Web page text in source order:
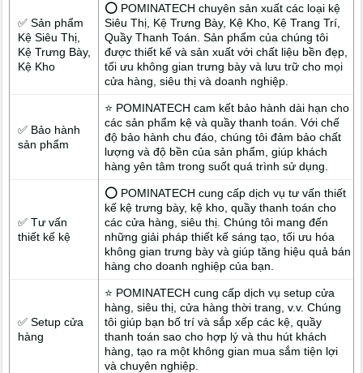
✅ Sản phẩm
Kệ Siêu Thị,
Kệ Trưng Bày,
Kệ Kho
⭕ POMINATECH chuyên sản xuất các loại kệ
Siêu Thị, Kệ Trưng Bày, Kệ Kho, Kệ Trang Trí,
Quầy Thanh Toán. Sản phẩm của chúng tôi
được thiết kế và sản xuất với chất liệu bền đẹp,
tối ưu không gian trưng bày và lưu trữ cho mọi
cửa hàng, siêu thị và doanh nghiệp.
✅ Bảo hành
sản phẩm
⭐ POMINATECH cam kết bảo hành dài hạn cho
các sản phẩm kệ và quầy thanh toán. Với chế
độ bảo hành chu đáo, chúng tôi đảm bảo chất
lượng và độ bền của sản phẩm, giúp khách
hàng yên tâm trong suốt quá trình sử dụng.
✅ Tư vấn
thiết kế kệ
⭕ POMINATECH cung cấp dịch vụ tư vấn thiết
kế kệ trưng bày, kệ kho, quầy thanh toán cho
các cửa hàng, siêu thị. Chúng tôi mang đến
những giải pháp thiết kế sáng tạo, tối ưu hóa
không gian trưng bày và giúp tăng hiệu quả bán
hàng cho doanh nghiệp của bạn.
✅ Setup cửa
hàng
⭐ POMINATECH cung cấp dịch vụ setup cửa
hàng, siêu thị, cửa hàng thời trang, v.v. Chúng
tôi giúp bạn bố trí và sắp xếp các kệ, quầy
thanh toán sao cho hợp lý và thu hút khách
hàng, tạo ra một không gian mua sắm tiện lợi
và chuyên nghiệp.